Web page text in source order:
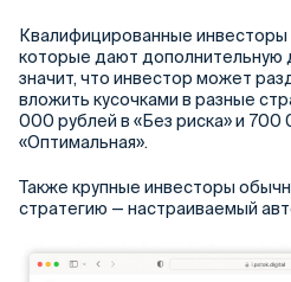
Квалифицированные инвесторы
которые дают дополнительную
значит, что инвестор может
вложить кусочками в разные
000 рублей в «Без риска» и 700
«Оптимальная».
Также крупные инвесторы
стратегию — настраиваемый